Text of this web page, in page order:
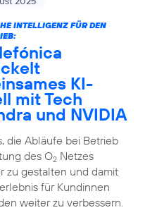
INTELLIGENZ FÜR DEN
KI-
mit Tech
und NVIDIA
die Abläufe bei Betrieb
des O2Netzes
zu gestalten und damit
für Kundinnen
weiter zu verbessern.